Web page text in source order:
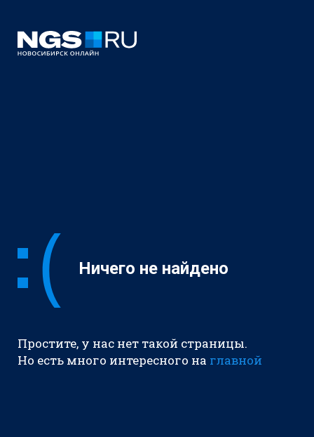
Ничего не найдено
Простите, у нас нет такой страницы.
Но есть много интересного на главной